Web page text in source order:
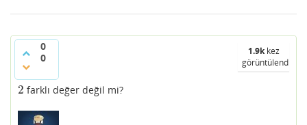
0
0
1.9kkez
görüntülendi
2
2 farklı değer değil mi?